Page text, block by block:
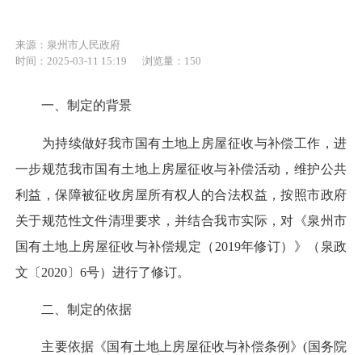
来源：泉州市人民政府
时间：2025-03-11 15:19
浏览量： 150
一、制定的背景
为持续做好我市国有土地上房屋征收与补偿工作，进
一步规范我市国有土地上房屋征收与补偿活动，维护公共
利益，保障被征收房屋所有权人的合法权益，按照市政府
关于规范性文件清理要求，并结合我市实际，对《泉州市
国有土地上房屋征收与补偿规定（2019年修订）》（泉政
文〔2020〕6号）进行了修订。
二、制定的依据
主要依据《国有土地上房屋征收与补偿条例》(国务院